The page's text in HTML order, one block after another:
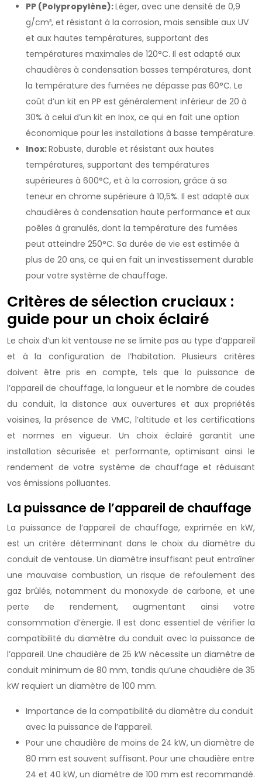
PP (Polypropylène):Léger, avec une densité de 0,9
g/cm³, et résistant à la corrosion, mais sensible aux UV
et aux hautes températures, supportant des
températures maximales de 120°C. Il est adapté aux
chaudières à condensation basses températures, dont
la température des fumées ne dépasse pas 60°C. Le
coût d’un kit en PP est généralement inférieur de 20 à
30% à celui d’un kit en Inox, ce qui en fait une option
économique pour les installations à basse température.
Inox:Robuste, durable et résistant aux hautes
températures, supportant des températures
supérieures à 600°C, et à la corrosion, grâce à sa
teneur en chrome supérieure à 10,5%. Il est adapté aux
chaudières à condensation haute performance et aux
poêles à granulés, dont la température des fumées
peut atteindre 250°C. Sa durée de vie est estimée à
plus de 20 ans, ce qui en fait un investissement durable
pour votre système de chauffage.
Critères de sélection cruciaux :
guide pour un choix éclairé
Le choix d’un kit ventouse ne se limite pas au type d’appareil
et à la configuration de l’habitation. Plusieurs critères
doivent être pris en compte, tels que la puissance de
l’appareil de chauffage, la longueur et le nombre de coudes
du conduit, la distance aux ouvertures et aux propriétés
voisines, la présence de VMC, l’altitude et les certifications
et normes en vigueur. Un choix éclairé garantit une
installation sécurisée et performante, optimisant ainsi le
rendement de votre système de chauffage et réduisant
vos émissions polluantes.
La puissance de l’appareil de chauffage
La puissance de l’appareil de chauffage, exprimée en kW,
est un critère déterminant dans le choix du diamètre du
conduit de ventouse. Un diamètre insuffisant peut entraîner
une mauvaise combustion, un risque de refoulement des
gaz brûlés, notamment du monoxyde de carbone, et une
perte de rendement, augmentant ainsi votre
consommation d’énergie. Il est donc essentiel de vérifier la
compatibilité du diamètre du conduit avec la puissance de
l’appareil. Une chaudière de 25 kW nécessite un diamètre de
conduit minimum de 80 mm, tandis qu’une chaudière de 35
kW requiert un diamètre de 100 mm.
Importance de la compatibilité du diamètre du conduit
avec la puissance de l’appareil.
Pour une chaudière de moins de 24 kW, un diamètre de
80 mm est souvent suffisant. Pour une chaudière entre
24 et 40 kW, un diamètre de 100 mm est recommandé.